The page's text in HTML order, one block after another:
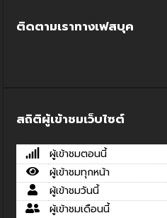
ติดตามเราทางเฟสบุค
สถิติผู้เข้าชมเว็บไซต์
ผู้เข้าชมตอนนี้
ผู้เข้าชมทุกหน้า
ผู้เข้าชมวันนี้
ผู้เข้าชมเดือนนี้